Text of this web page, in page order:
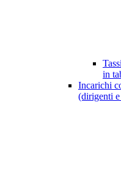
in
Incarichi
(dirigenti